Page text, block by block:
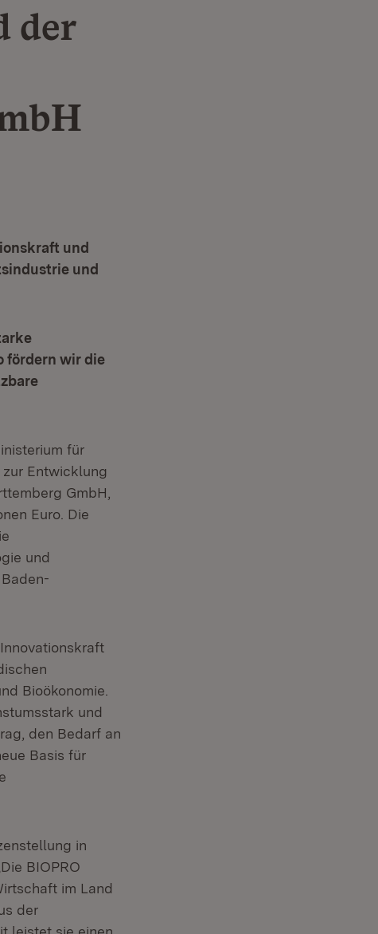
der
und
und
fördern wir die
für
Entwicklung
GmbH,
Euro. Die
und
Bioökonomie.
und
den Bedarf an
Basis für
in
BIOPRO
im Land
der